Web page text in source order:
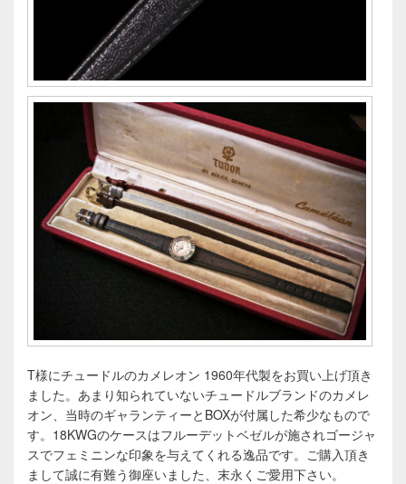
T様にチュードルのカメレオン 1960年代製をお買い上げ頂き
ました。あまり知られていないチュードルブランドのカメレ
オン、当時のギャランティーとBOXが付属した希少なもので
す。18KWGのケースはフルーデットベゼルが施されゴージャ
スでフェミニンな印象を与えてくれる逸品です。ご購入頂き
まして誠に有難う御座いました、末永くご愛用下さい。